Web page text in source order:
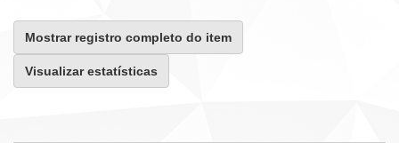
Mostrar registro completo do item
Visualizar estatísticas